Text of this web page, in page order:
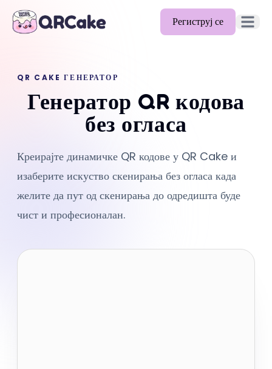
Региструј се Отвори
Цене
Блог
Помоћ
API
QR CAKE ГЕНЕРАТОР
Генератор QR кодова
без огласа
Креирајте динамичке QR кодове у QR Cake и
изаберите искуство скенирања без огласа када
желите да пут од скенирања до одредишта буде
чист и професионалан.